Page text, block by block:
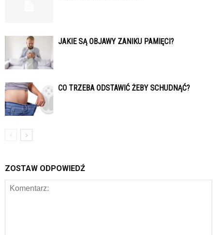
JAKIE SĄ OBJAWY ZANIKU PAMIĘCI?
CO TRZEBA ODSTAWIĆ ŻEBY SCHUDNĄĆ?
ZOSTAW ODPOWIEDŹ